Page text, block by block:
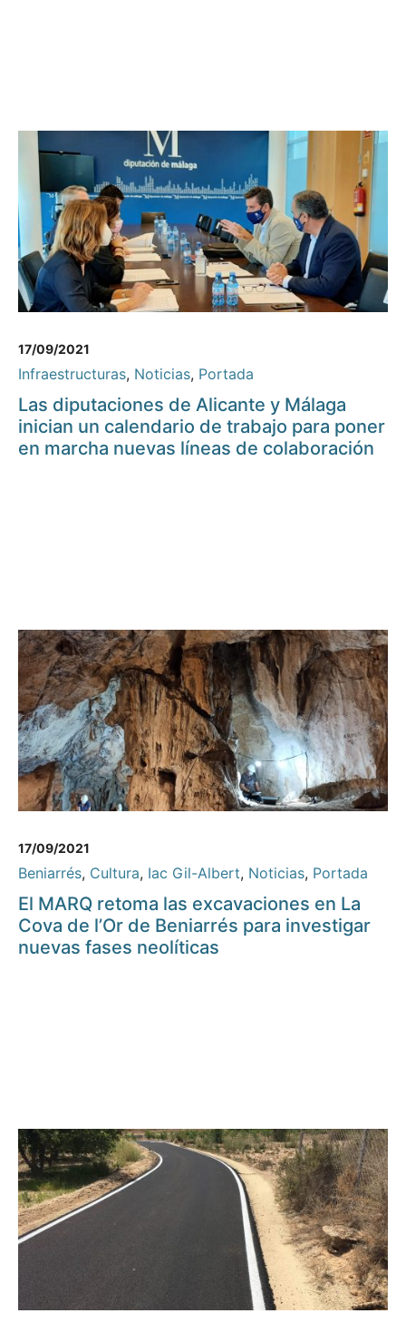
17/09/2021
Infraestructuras, Noticias, Portada
Las diputaciones de Alicante y Málaga
inician un calendario de trabajo para poner
en marcha nuevas líneas de colaboración
17/09/2021
Beniarrés, Cultura, Iac Gil-Albert, Noticias, Portada
El MARQ retoma las excavaciones en La
Cova de l’Or de Beniarrés para investigar
nuevas fases neolíticas